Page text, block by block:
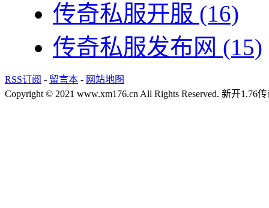
传奇私服开服 (16)
传奇私服发布网 (15)
RSS订阅 - 留言本 - 网站地图
Copyright © 2021 www.xm176.cn All Rights Reserved. 新开1.76